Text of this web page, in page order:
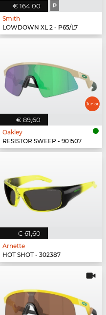
€ 164,00 P
Smith
LOWDOWN XL 2 - P65/L7
€ 89,60
Oakley
RESISTOR SWEEP - 901507
€ 61,60
Arnette
HOT SHOT - 302387